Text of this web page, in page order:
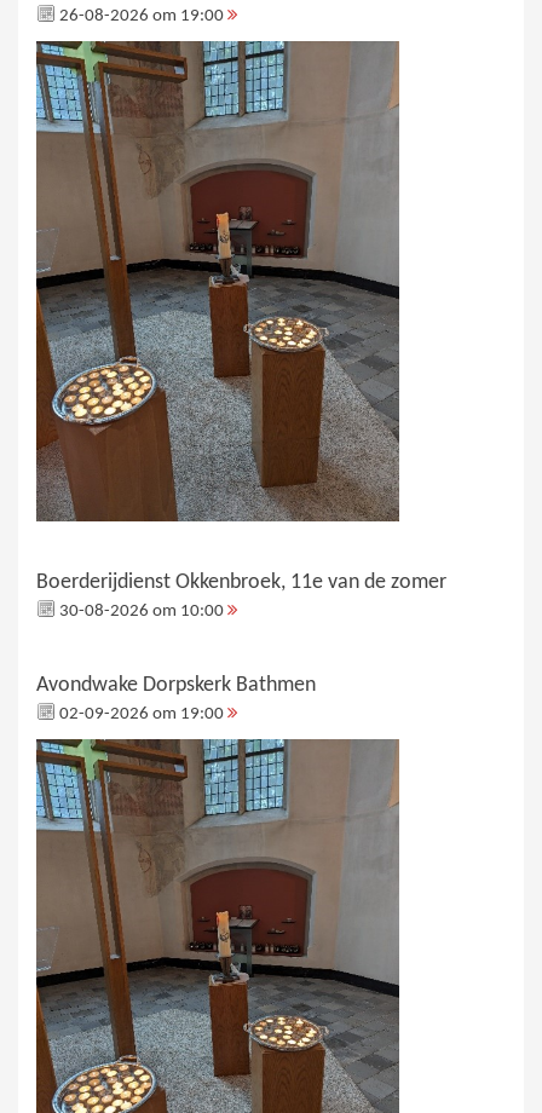
26-08-2026 om 19:00
Boerderijdienst Okkenbroek, 11e van de zomer
30-08-2026 om 10:00
Avondwake Dorpskerk Bathmen
02-09-2026 om 19:00